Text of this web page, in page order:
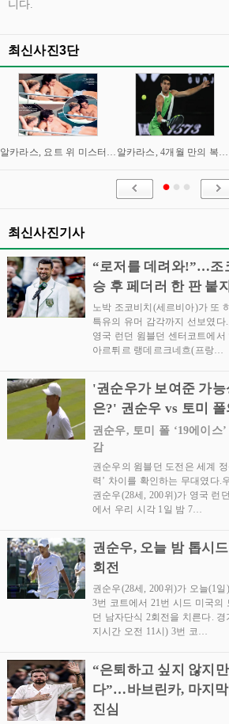
니다.
최신사진3단
알카라스, 요트 위 미스터리 여성과 밀회 포착 알카라스, 4개월 만의 복귀 임박…신시내티 마스터스 통해 US오픈 출격 시동
최신사진기사
“로저를 데려와!”…조
승 후 페더러 한 판 붙
노박 조코비치(세르비아)가 또
특유의 유머 감각까지 선보였
영국 런던 윔블던 센터코트에서
아르튀르 랭데르크네흐(프랑…
'권순우가 보여준 가
은?' 권순우 vs 토미 폴
권순우, 토미 폴 ‘19에이스
감
권순우의 윔블던 도전은 세계
력’ 차이를 확인하는 무대였다.
권순우(28세, 200위)가 영국 런
에서 우리 시각 1일 밤 7…
권순우, 오늘 밤 톱시
회전
권순우(28세, 200위)가 오늘(1
3번 코트에서 21번 시드 미국의
던 남자단식 2회전을 치른다.
지시간 오전 11시) 3번 코…
“은퇴하고 싶지 않지
다”…바브린카, 마지
진심